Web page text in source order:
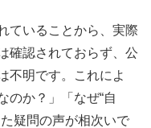
ていることから、実際
確認されておらず、公
不明です。これによ
のか？」「なぜ“自
疑問の声が相次いで